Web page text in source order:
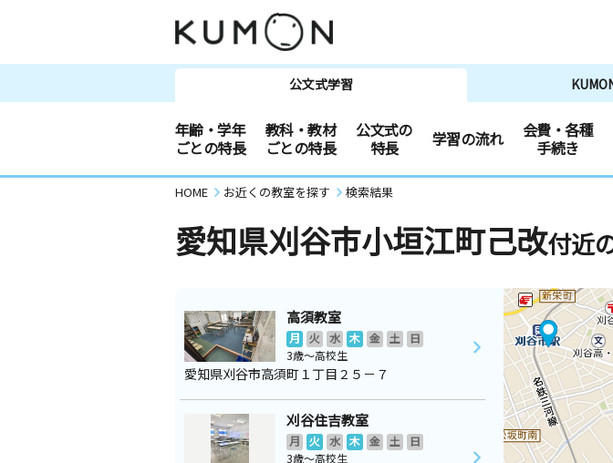
公文式学習
年齢・学年
ごとの特長
教科・教材
ごとの特長
公文式の
特長
学習の流れ
会費・各種
手続き
HOME お近くの教室を探す 検索結果
愛知県刈谷市小垣江町己改付近
高須教室
月 火 水 木 金 土
日
3歳～高校生
愛知県刈谷市高須町１丁目２５－７
刈谷住吉教室
月 火 水 木 金 土
日
3歳～高校生